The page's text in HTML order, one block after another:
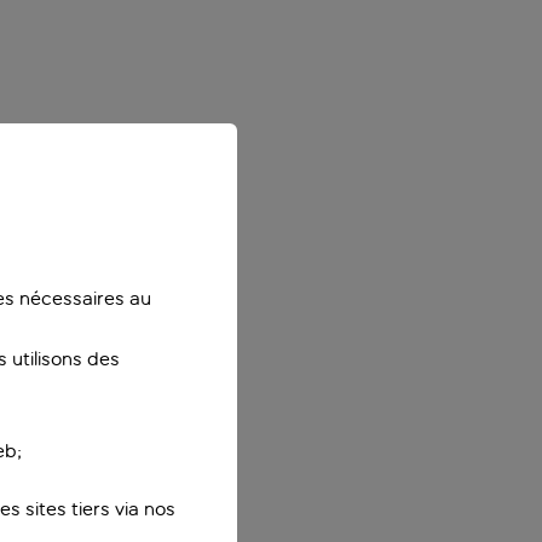
nécessaires au
utilisons des
sites tiers via nos